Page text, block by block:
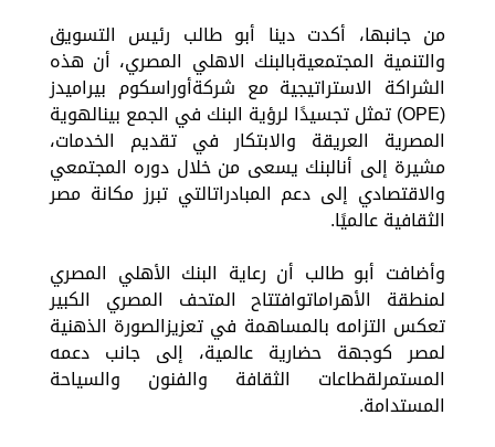
من جانبها، أكدت دينا أبو طالب رئيس التسويق
والتنمية المجتمعيةبالبنك الاهلي المصري، أن هذه
الشراكة الاستراتيجية مع شركةأوراسكوم بيراميدز
(OPE) تمثل تجسيدًا لرؤية البنك في الجمع بينالهوية
المصرية العريقة والابتكار في تقديم الخدمات،
مشيرة إلى أنالبنك يسعى من خلال دوره المجتمعي
والاقتصادي إلى دعم المبادراتالتي تبرز مكانة مصر
الثقافية عالميًا.
وأضافت أبو طالب أن رعاية البنك الأهلي المصري
لمنطقة الأهراماتوافتتاح المتحف المصري الكبير
تعكس التزامه بالمساهمة في تعزيزالصورة الذهنية
لمصر كوجهة حضارية عالمية، إلى جانب دعمه
المستمرلقطاعات الثقافة والفنون والسياحة
المستدامة.